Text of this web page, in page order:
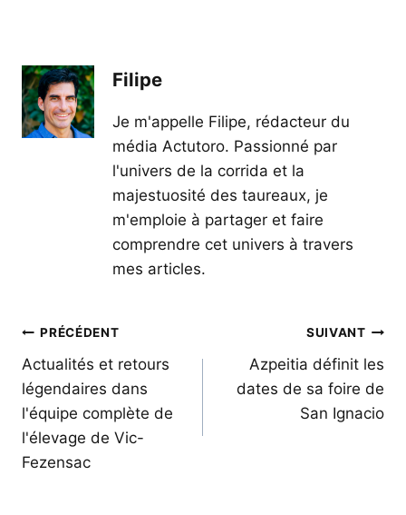
Filipe
Je m'appelle Filipe, rédacteur du
média Actutoro. Passionné par
l'univers de la corrida et la
majestuosité des taureaux, je
m'emploie à partager et faire
comprendre cet univers à travers
mes articles.
Navigation
de
l’article
PRÉCÉDENT
Actualités et retours
légendaires dans
l'équipe complète de
l'élevage de Vic-
Fezensac
SUIVANT
Azpeitia définit les
dates de sa foire de
San Ignacio